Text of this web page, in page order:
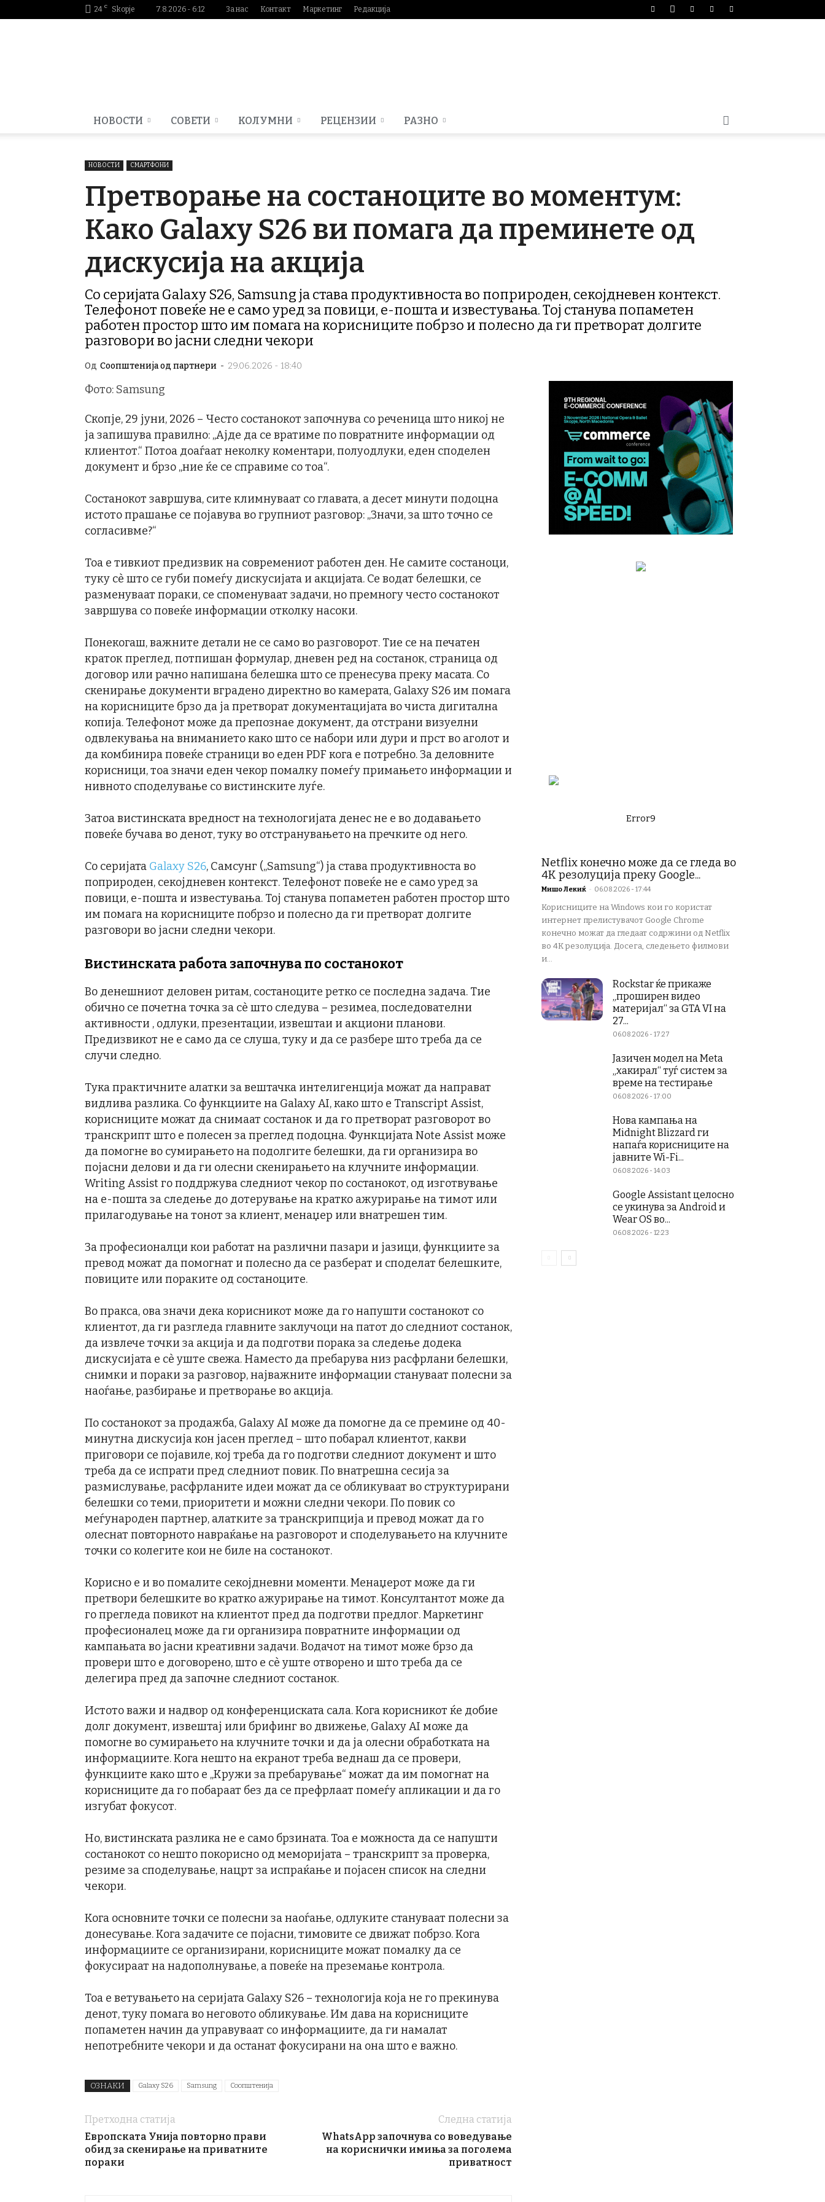
24 C Skopje 7.8.2026 - 6:12 За нас Контакт Маркетинг Редакција
НОВОСТИ СОВЕТИ КОЛУМНИ РЕЦЕНЗИИ РАЗНО
НОВОСТИ СМАРТФОНИ
Претворање на состаноците во моментум:
Како Galaxy S26 ви помага да преминете од
дискусија на акција
Со серијата Galaxy S26, Samsung ја става продуктивноста во поприроден, секојдневен контекст.
Телефонот повеќе не е само уред за повици, е-пошта и известувања. Тој станува попаметен
работен простор што им помага на корисниците побрзо и полесно да ги претворат долгите
разговори во јасни следни чекори
Од Соопштенија од партнери - 29.06.2026 - 18:40
Фото: Samsung
Скопје, 29 јуни, 2026 – Често состанокот започнува со реченица што никој не
ја запишува правилно: „Ајде да се вратиме по повратните информации од
клиентот.“ Потоа доаѓаат неколку коментари, полуодлуки, еден споделен
документ и брзо „ние ќе се справиме со тоа“.
Состанокот завршува, сите климнуваат со главата, а десет минути подоцна
истото прашање се појавува во групниот разговор: „Значи, за што точно се
согласивме?“
Тоа е тивкиот предизвик на современиот работен ден. Не самите состаноци,
туку сè што се губи помеѓу дискусијата и акцијата. Се водат белешки, се
разменуваат пораки, се споменуваат задачи, но премногу често состанокот
завршува со повеќе информации отколку насоки.
Понекогаш, важните детали не се само во разговорот. Тие се на печатен
краток преглед, потпишан формулар, дневен ред на состанок, страница од
договор или рачно напишана белешка што се пренесува преку масата. Со
скенирање документи вградено директно во камерата, Galaxy S26 им помага
на корисниците брзо да ја претворат документацијата во чиста дигитална
копија. Телефонот може да препознае документ, да отстрани визуелни
одвлекувања на вниманието како што се набори или дури и прст во аголот и
да комбинира повеќе страници во еден PDF кога е потребно. За деловните
корисници, тоа значи еден чекор помалку помеѓу примањето информации и
нивното споделување со вистинските луѓе.
Затоа вистинската вредност на технологијата денес не е во додавањето
повеќе бучава во денот, туку во отстранувањето на пречките од него.
Со серијата Galaxy S26, Самсунг („Samsung“) ја става продуктивноста во
поприроден, секојдневен контекст. Телефонот повеќе не е само уред за
повици, е-пошта и известувања. Тој станува попаметен работен простор што
им помага на корисниците побрзо и полесно да ги претворат долгите
разговори во јасни следни чекори.
Вистинската работа започнува по состанокот
Во денешниот деловен ритам, состаноците ретко се последна задача. Тие
обично се почетна точка за сè што следува – резимеа, последователни
активности , одлуки, презентации, извештаи и акциони планови.
Предизвикот не е само да се слуша, туку и да се разбере што треба да се
случи следно.
Тука практичните алатки за вештачка интелигенција можат да направат
видлива разлика. Со функциите на Galaxy AI, како што е Transcript Assist,
корисниците можат да снимаат состанок и да го претворат разговорот во
транскрипт што е полесен за преглед подоцна. Функцијата Note Assist може
да помогне во сумирањето на подолгите белешки, да ги организира во
појасни делови и да ги олесни скенирањето на клучните информации.
Writing Assist го поддржува следниот чекор по состанокот, од изготвување
на е-пошта за следење до дотерување на кратко ажурирање на тимот или
прилагодување на тонот за клиент, менаџер или внатрешен тим.
За професионалци кои работат на различни пазари и јазици, функциите за
превод можат да помогнат и полесно да се разберат и споделат белешките,
повиците или пораките од состаноците.
Во пракса, ова значи дека корисникот може да го напушти состанокот со
клиентот, да ги разгледа главните заклучоци на патот до следниот состанок,
да извлече точки за акција и да подготви порака за следење додека
дискусијата е сè уште свежа. Наместо да пребарува низ расфрлани белешки,
снимки и пораки за разговор, најважните информации стануваат полесни за
наоѓање, разбирање и претворање во акција.
По состанокот за продажба, Galaxy AI може да помогне да се премине од 40-
минутна дискусија кон јасен преглед – што побарал клиентот, какви
приговори се појавиле, кој треба да го подготви следниот документ и што
треба да се испрати пред следниот повик. По внатрешна сесија за
размислување, расфрланите идеи можат да се обликуваат во структурирани
белешки со теми, приоритети и можни следни чекори. По повик со
меѓународен партнер, алатките за транскрипција и превод можат да го
олеснат повторното навраќање на разговорот и споделувањето на клучните
точки со колегите кои не биле на состанокот.
Корисно е и во помалите секојдневни моменти. Менаџерот може да ги
претвори белешките во кратко ажурирање на тимот. Консултантот може да
го прегледа повикот на клиентот пред да подготви предлог. Маркетинг
професионалец може да ги организира повратните информации од
кампањата во јасни креативни задачи. Водачот на тимот може брзо да
провери што е договорено, што е сè уште отворено и што треба да се
делегира пред да започне следниот состанок.
Истото важи и надвор од конференциската сала. Кога корисникот ќе добие
долг документ, извештај или брифинг во движење, Galaxy AI може да
помогне во сумирањето на клучните точки и да ја олесни обработката на
информациите. Кога нешто на екранот треба веднаш да се провери,
функциите како што е „Кружи за пребарување“ можат да им помогнат на
корисниците да го побараат без да се префрлаат помеѓу апликации и да го
изгубат фокусот.
Но, вистинската разлика не е само брзината. Тоа е можноста да се напушти
состанокот со нешто покорисно од меморијата – транскрипт за проверка,
резиме за споделување, нацрт за испраќање и појасен список на следни
чекори.
Кога основните точки се полесни за наоѓање, одлуките стануваат полесни за
донесување. Кога задачите се појасни, тимовите се движат побрзо. Кога
информациите се организирани, корисниците можат помалку да се
фокусираат на надополнување, а повеќе на преземање контрола.
Тоа е ветувањето на серијата Galaxy S26 – технологија која не го прекинува
денот, туку помага во неговото обликување. Им дава на корисниците
попаметен начин да управуваат со информациите, да ги намалат
непотребните чекори и да останат фокусирани на она што е важно.
ОЗНАКИ Galaxy S26 Samsung Соопштенија
Претходна статија
Европската Унија повторно прави
обид за скенирање на приватните
пораки
Следна статија
WhatsApp започнува со воведување
на кориснички имиња за поголема
приватност
Error9
Netflix конечно може да се гледа во
4K резолуција преку Google...
Мишо Лекиќ - 06.08.2026 - 17:44
Корисниците на Windows кои го користат
интернет прелистувачот Google Chrome
конечно можат да гледаат содржини од Netflix
во 4K резолуција. Досега, следењето филмови
и...
Rockstar ќе прикаже
„проширен видео
материјал“ за GTA VI на
27...
06.08.2026 - 17:27
Јазичен модел на Meta
„хакирал“ туѓ систем за
време на тестирање
06.08.2026 - 17:00
Нова кампања на
Midnight Blizzard ги
напаѓа корисниците на
јавните Wi-Fi...
06.08.2026 - 14:03
Google Assistant целосно
се укинува за Android и
Wear OS во...
06.08.2026 - 12:23